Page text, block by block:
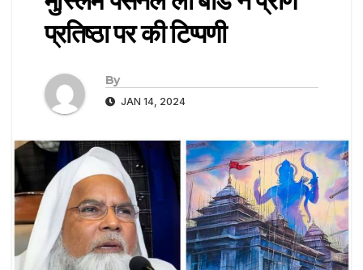
प्रतिष्ठा पर की टिप्पणी
By
JAN 14, 2024